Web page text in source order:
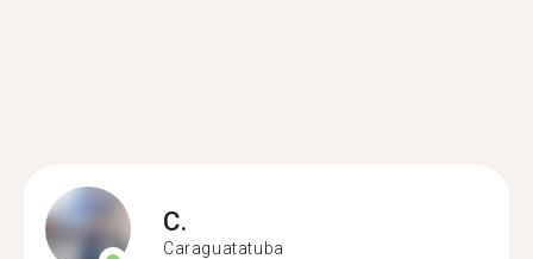
C.
Caraguatatuba